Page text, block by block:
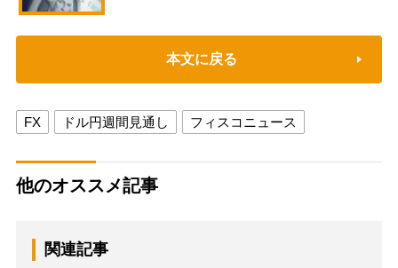
本文に戻る
FX ドル円週間見通し フィスコニュース
他のオススメ記事
関連記事